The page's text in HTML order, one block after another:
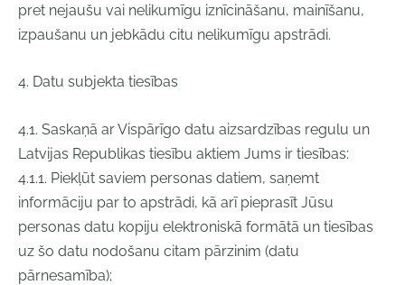
pret nejaušu vai nelikumīgu iznīcināšanu, mainīšanu,
izpaušanu un jebkādu citu nelikumīgu apstrādi.
4. Datu subjekta tiesības
4.1. Saskaņā ar Vispārīgo datu aizsardzības regulu un
Latvijas Republikas tiesību aktiem Jums ir tiesības:
4.1.1. Piekļūt saviem personas datiem, saņemt
informāciju par to apstrādi, kā arī pieprasīt Jūsu
personas datu kopiju elektroniskā formātā un tiesības
uz šo datu nodošanu citam pārzinim (datu
pārnesamība);